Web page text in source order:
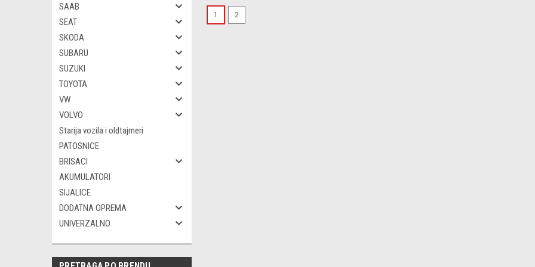
SAAB
SEAT
SKODA
SUBARU
SUZUKI
TOYOTA
VW
VOLVO
Starija vozila i oldtajmeri
PATOSNICE
BRISACI
AKUMULATORI
SIJALICE
DODATNA OPREMA
UNIVERZALNO
1606191 / 1606192 /
1 2